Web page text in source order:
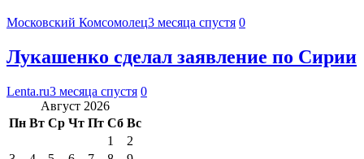
Московский Комсомолец3 месяца спустя 0
Лукашенко сделал заявление по Сирии
Lenta.ru3 месяца спустя 0
Август 2026
Пн Вт Ср Чт Пт Сб Вс
1
2